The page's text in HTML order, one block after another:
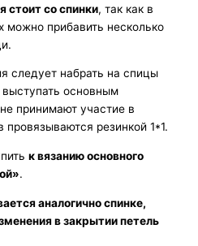
стоит со спинки, так как в
можно прибавить несколько
следует набрать на спицы
выступать основным
принимают участие в
резинкой 1*1.
к вязанию основного
.
аналогично спинке,
в закрытии петель